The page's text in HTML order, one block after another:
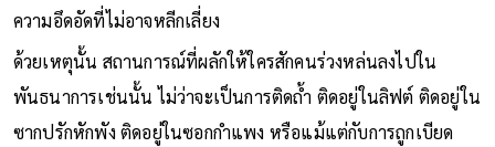
เค้นขับให้ดวงวิญญาณผู้โชคร้ายเหล่านั้นอยู่ในสภาวะที่จำยอมต่อ
ความอึดอัดที่ไม่อาจหลีกเลี่ยง
ด้วยเหตุนั้น สถานการณ์ที่ผลักให้ใครสักคนร่วงหล่นลงไปใน
พันธนาการเช่นนั้น ไม่ว่าจะเป็นการติดถ้ำ ติดอยู่ในลิฟต์ ติดอยู่ใน